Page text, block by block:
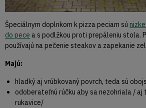
Špeciálnym doplnkom k pizza peciam sú
do pece a s podlžkou proti prepáleniu stola.
používajú na pečenie steakov a zapekanie
Majú:
hladký aj vrúbkovaný povrch, teda sú
odoberateľnú rúčku aby sa nezohriala / aj
rukavice/